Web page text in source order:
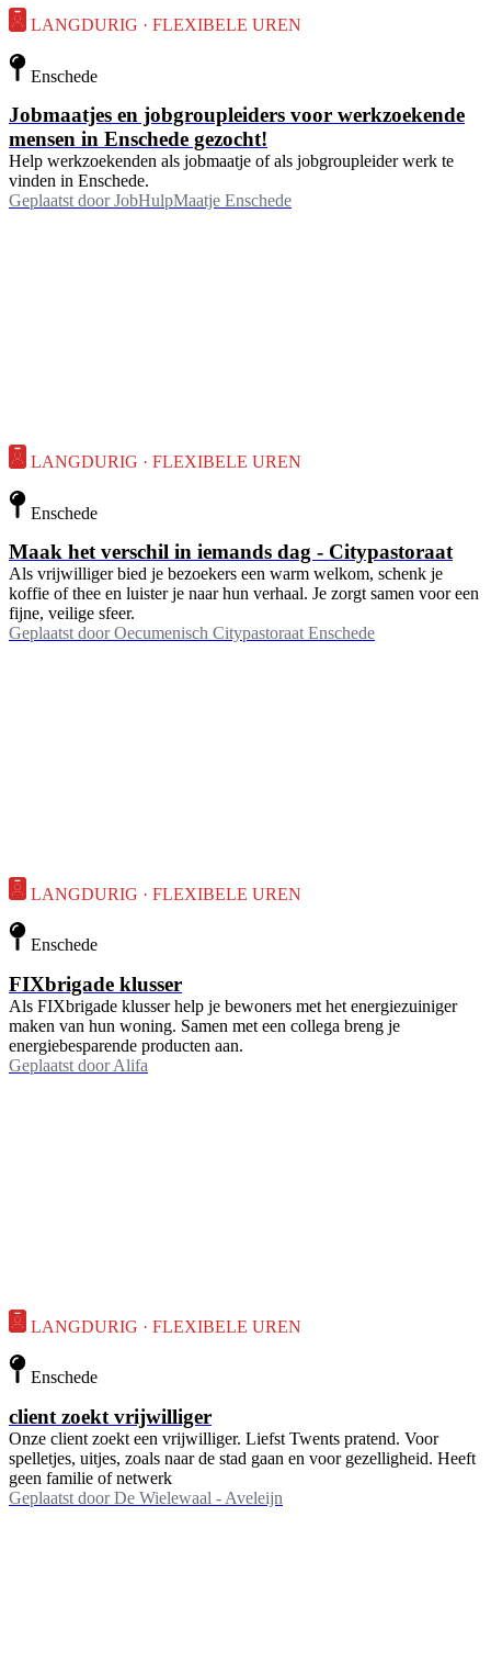
LANGDURIG · FLEXIBELE UREN
Enschede
Jobmaatjes en jobgroupleiders voor werkzoekende
mensen in Enschede gezocht!
Help werkzoekenden als jobmaatje of als jobgroupleider werk te
vinden in Enschede.
Geplaatst door JobHulpMaatje Enschede
LANGDURIG · FLEXIBELE UREN
Enschede
Maak het verschil in iemands dag - Citypastoraat
Als vrijwilliger bied je bezoekers een warm welkom, schenk je
koffie of thee en luister je naar hun verhaal. Je zorgt samen voor een
fijne, veilige sfeer.
Geplaatst door Oecumenisch Citypastoraat Enschede
LANGDURIG · FLEXIBELE UREN
Enschede
FIXbrigade klusser
Als FIXbrigade klusser help je bewoners met het energiezuiniger
maken van hun woning. Samen met een collega breng je
energiebesparende producten aan.
Geplaatst door Alifa
LANGDURIG · FLEXIBELE UREN
Enschede
client zoekt vrijwilliger
Onze client zoekt een vrijwilliger. Liefst Twents pratend. Voor
spelletjes, uitjes, zoals naar de stad gaan en voor gezelligheid. Heeft
geen familie of netwerk
Geplaatst door De Wielewaal - Aveleijn